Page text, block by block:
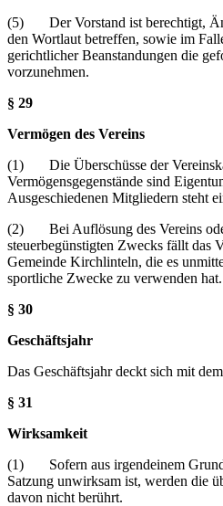
(5) Der Vorstand ist berechtigt,
den Wortlaut betreffen, sowie im
gerichtlicher Beanstandungen die
vorzunehmen.
§ 29
Vermögen des Vereins
(1) Die Überschüsse der
Vermögensgegenstände sind
Ausgeschiedenen Mitgliedern steht
(2) Bei Auflösung des Vereins
steuerbegünstigten Zwecks fällt das
Gemeinde Kirchlinteln, die es
sportliche Zwecke zu verwenden hat.
§ 30
Geschäftsjahr
Das Geschäftsjahr deckt sich mit
§ 31
Wirksamkeit
(1) Sofern aus irgendeinem Grund
Satzung unwirksam ist, werden die
davon nicht berührt.